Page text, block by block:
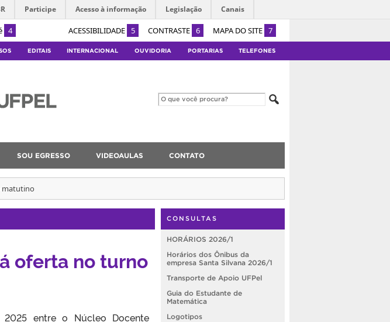
4 ACESSIBILIDADE 5 CONTRASTE 6 MAPA DO SITE 7
Participe Acesso à informação Legislação Canais
EDITAIS INTERNACIONAL OUVIDORIA PORTARIAS TELEFONES
SOU EGRESSO VIDEOAULAS CONTATO
matutino
oferta no turno
entre o Núcleo Docente
CONSULTAS
HORÁRIOS 2026/1
Horários dos Ônibus da
empresa Santa Silvana 2026/1
Transporte de Apoio UFPel
Guia do Estudante de
Matemática
Logotipos